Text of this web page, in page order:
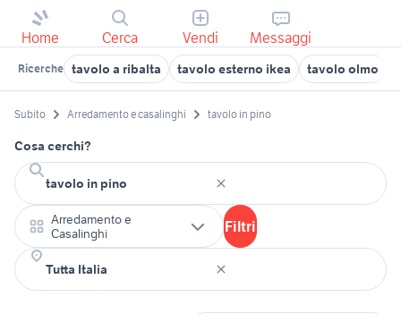
Home Cerca Vendi Messaggi
Ricerche tavolo a ribalta tavolo esterno ikea tavolo olmo
Subito Arredamento e casalinghi tavolo in pino
Cosa cerchi?
Arredamento e
Casalinghi
Filtri